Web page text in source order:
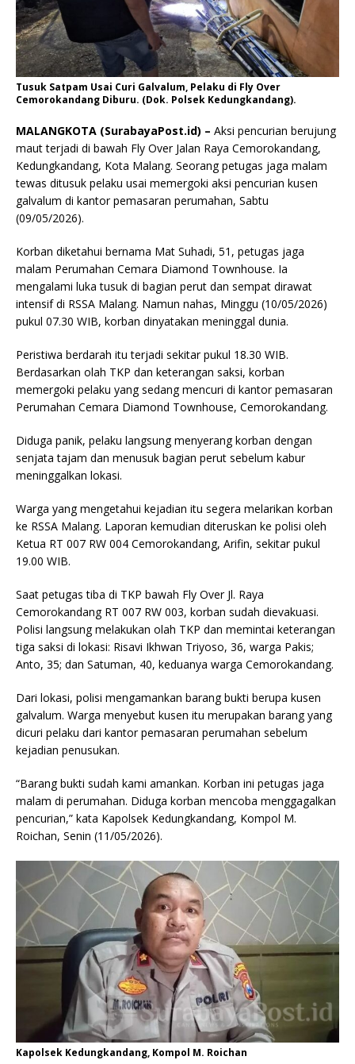
Tusuk Satpam Usai Curi Galvalum, Pelaku di Fly Over
Cemorokandang Diburu. (Dok. Polsek Kedungkandang).
MALANGKOTA (SurabayaPost.id) – Aksi pencurian berujung
maut terjadi di bawah Fly Over Jalan Raya Cemorokandang,
Kedungkandang, Kota Malang. Seorang petugas jaga malam
tewas ditusuk pelaku usai memergoki aksi pencurian kusen
galvalum di kantor pemasaran perumahan, Sabtu
(09/05/2026).
Korban diketahui bernama Mat Suhadi, 51, petugas jaga
malam Perumahan Cemara Diamond Townhouse. Ia
mengalami luka tusuk di bagian perut dan sempat dirawat
intensif di RSSA Malang. Namun nahas, Minggu (10/05/2026)
pukul 07.30 WIB, korban dinyatakan meninggal dunia.
Peristiwa berdarah itu terjadi sekitar pukul 18.30 WIB.
Berdasarkan olah TKP dan keterangan saksi, korban
memergoki pelaku yang sedang mencuri di kantor pemasaran
Perumahan Cemara Diamond Townhouse, Cemorokandang.
Diduga panik, pelaku langsung menyerang korban dengan
senjata tajam dan menusuk bagian perut sebelum kabur
meninggalkan lokasi.
Warga yang mengetahui kejadian itu segera melarikan korban
ke RSSA Malang. Laporan kemudian diteruskan ke polisi oleh
Ketua RT 007 RW 004 Cemorokandang, Arifin, sekitar pukul
19.00 WIB.
Saat petugas tiba di TKP bawah Fly Over Jl. Raya
Cemorokandang RT 007 RW 003, korban sudah dievakuasi.
Polisi langsung melakukan olah TKP dan memintai keterangan
tiga saksi di lokasi: Risavi Ikhwan Triyoso, 36, warga Pakis;
Anto, 35; dan Satuman, 40, keduanya warga Cemorokandang.
Dari lokasi, polisi mengamankan barang bukti berupa kusen
galvalum. Warga menyebut kusen itu merupakan barang yang
dicuri pelaku dari kantor pemasaran perumahan sebelum
kejadian penusukan.
“Barang bukti sudah kami amankan. Korban ini petugas jaga
malam di perumahan. Diduga korban mencoba menggagalkan
pencurian,” kata Kapolsek Kedungkandang, Kompol M.
Roichan, Senin (11/05/2026).
Kapolsek Kedungkandang, Kompol M. Roichan